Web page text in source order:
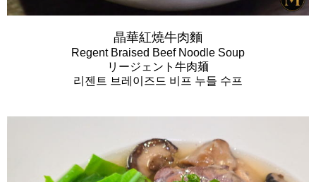
晶華紅燒牛肉麵
Regent Braised Beef Noodle Soup
リージェント牛肉麺
리젠트 브레이즈드 비프 누들 수프